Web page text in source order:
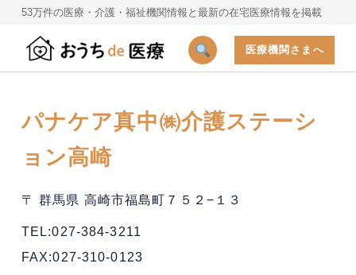
53万件の医療・介護・福祉機関情報と最新の在宅医療情報を掲載
医療機関さまへ
パナケア真中㈱介護ステーシ
ョン高崎
〒 群馬県 高崎市福島町７５２−１３
TEL:027-384-3211
FAX:027-310-0123